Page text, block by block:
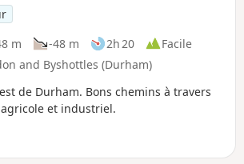
m -48 m 2h 20
Facile
and Byshottles (Durham)
de Durham. Bons chemins à travers
et industriel.